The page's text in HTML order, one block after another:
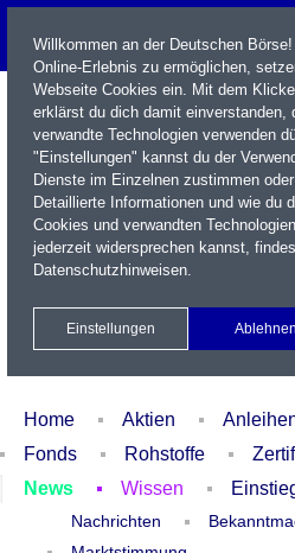
Name / WKN / ISIN / Kürzel
Xetra Realtime
Watchlist
Home Aktien
Fonds
Rohstoffe
News
Wissen
Nachrichten
Willkommen an der Deutschen
Online-Erlebnis zu ermöglichen,
Webseite Cookies ein. Mit dem
erklärst du dich damit einverstanden,
verwandte Technologien verwenden
"Einstellungen" kannst du der
Dienste im Einzelnen zustimmen
Detaillierte Informationen und wie du
Cookies und verwandten
jederzeit widersprechen kannst,
Datenschutzhinweisen.
Einstellungen Ablehnen